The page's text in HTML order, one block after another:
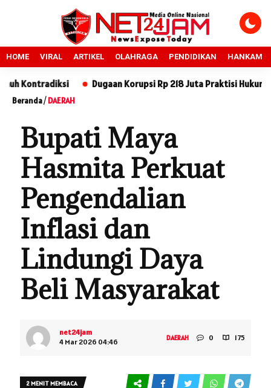
HOME VIRAL ARTIKEL OLAHRAGA PENDIDIKAN HANKAM
Dugaan Korupsi Rp 218 Juta Praktisi Hukum Desak SPI
Beranda/DAERAH
Bupati Maya
Hasmita Perkuat
Pengendalian
Inflasi dan
Lindungi Daya
Beli Masyarakat
net24jam
4 Mar 2026 04:46
DAERAH 0 175
2 MENIT MEMBACA